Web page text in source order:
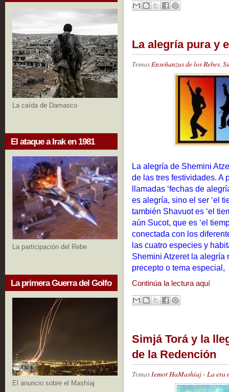
La caída de Damasco
El ataque a Irak en 1981
La participación del Rebe
La primera Guerra del Golfo
El anuncio sobre el Mashíaj
La alegría pura y
TemasEnseñanzas de los Rebes,
La alegría de Shemini
de las tres festividades. A
llamadas ‘fechas de
es alegría, sino el ser ‘el
también Shavuot es ‘el
aún Sucot, que es ‘el
conectada con los
las cuatro especies y
Shemini Atzeret la alegría
precepto o tema especial,
Continúa la lectura aquí
Simjá Torá y la
de la Redención
Temas Iemot HaMashíaj - La era